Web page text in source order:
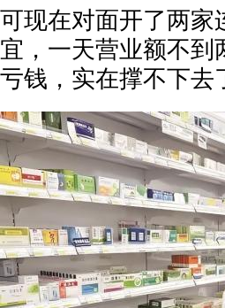
可现在对面开了两家
宜，一天营业额不到
亏钱，实在撑不下去